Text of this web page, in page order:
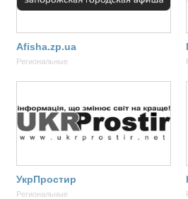
Afisha.zp.ua
Региональные
УкрПростир
Региональные